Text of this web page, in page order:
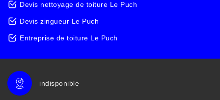
Devis nettoyage de toiture Le Puch
Devis zingueur Le Puch
Entreprise de toiture Le Puch
indisponible